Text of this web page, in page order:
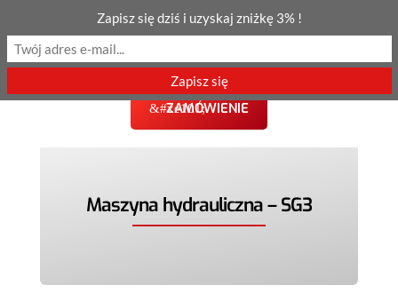
ZAMÓWIENIE
Maszyna hydrauliczna – SG3
Zapisz się dziś i uzyskaj zniżkę 3% !